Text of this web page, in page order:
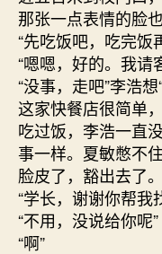
那张一点表情的脸
“先吃饭吧，吃完饭
“嗯嗯，好的。我请
“没事，走吧”李浩
这家快餐店很简单
吃过饭，李浩一直
事一样。夏敏憋不
脸皮了，豁出去了。
“学长，谢谢你帮我
“不用，没说给你呢”
“啊”